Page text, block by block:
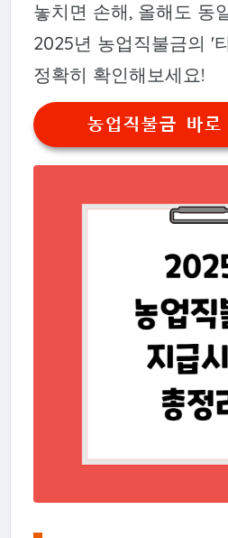
놓치면 손해, 올해도 동
2025년 농업직불금의 '
정확히 확인해보세요!
농업직불금 바로